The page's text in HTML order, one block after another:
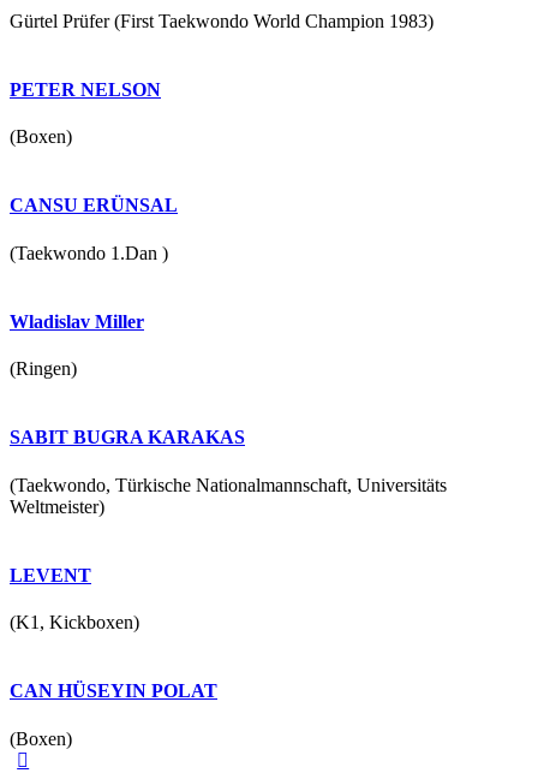
Gürtel Prüfer (First Taekwondo World Champion 1983)
PETER NELSON
(Boxen)
CANSU ERÜNSAL
(Taekwondo 1.Dan )
Wladislav Miller
(Ringen)
SABIT BUGRA KARAKAS
(Taekwondo, Türkische Nationalmannschaft, Universitäts
Weltmeister)
LEVENT
(K1, Kickboxen)
CAN HÜSEYIN POLAT
(Boxen)